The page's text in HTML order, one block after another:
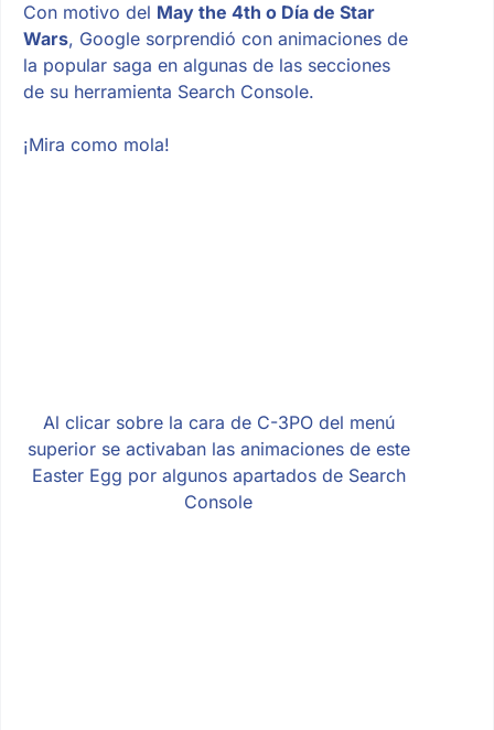
Con motivo del May the 4th o Día de Star
Wars, Google sorprendió con animaciones de
la popular saga en algunas de las secciones
de su herramienta Search Console.
¡Mira como mola!
Al clicar sobre la cara de C-3PO del menú
superior se activaban las animaciones de este
Easter Egg por algunos apartados de Search
Console